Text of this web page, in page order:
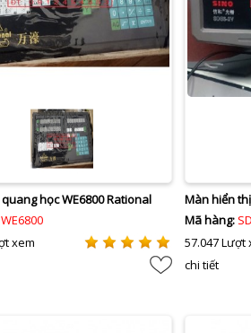
học WE6800 Rational
WE6800
xem
Màn hiển
Mã hàng:
57.047 Lượt
chi tiết